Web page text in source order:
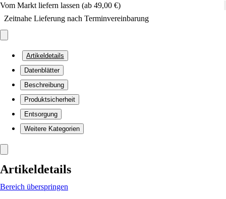
Vom Markt liefern lassen (ab 49,00 €)
Zeitnahe Lieferung nach Terminvereinbarung
Artikeldetails
Datenblätter
Beschreibung
Produktsicherheit
Entsorgung
Weitere Kategorien
Artikeldetails
Bereich überspringen